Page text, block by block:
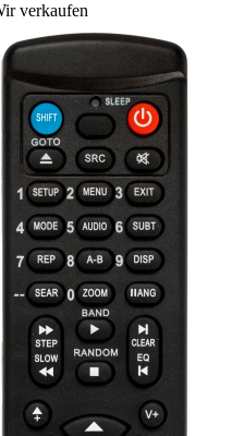
verkaufen